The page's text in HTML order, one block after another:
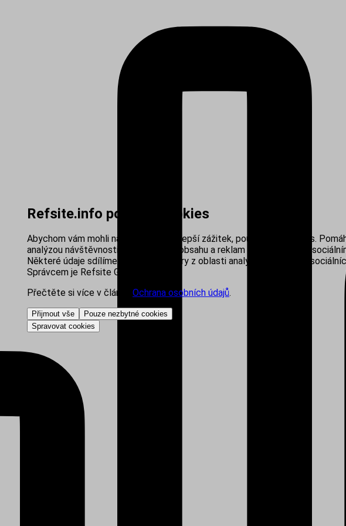
Refsite.info používá cookies
Abychom vám mohli nabídnout co nejlepší zážitek, používáme cookies.
analýzou návštěvnosti, personalizací obsahu a reklam i propojením se
Některé údaje sdílíme s našimi partnery z oblasti analytiky, reklamy a
Správcem je Refsite Group s.r.o.
Přečtěte si více v článku
Ochrana osobních údajů.
Přijmout vše
Pouze nezbytné cookies
Spravovat cookies